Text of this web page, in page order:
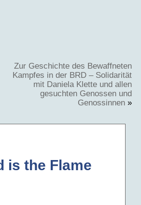
Zur Geschichte des Bewaffneten
Kampfes in der BRD – Solidarität
mit Daniela Klette und allen
gesuchten Genossen und
Genossinnen »
is the Flame